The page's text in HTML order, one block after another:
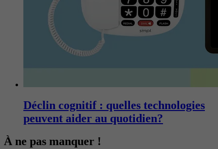
Déclin cognitif : quelles technologies
peuvent aider au quotidien?
À ne pas manquer !